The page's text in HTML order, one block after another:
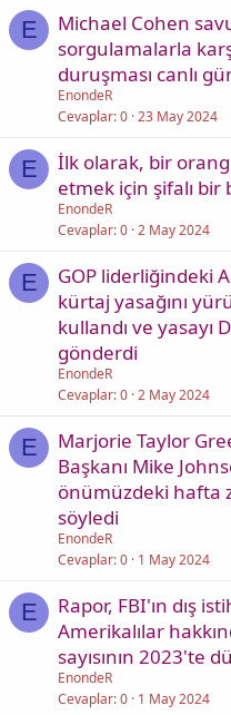
E
Michael Cohen
sorgulamalarla
duruşması canlı
EnondeR
Cevaplar 0 23 May 2024
E
İlk olarak, bir
etmek için şifalı bir
EnondeR
Cevaplar 0 2 May 2024
E
GOP liderliğindeki
kürtaj yasağını
kullandı ve yasayı
gönderdi
EnondeR
Cevaplar 0 2 May 2024
E
Marjorie Taylor
Başkanı Mike
önümüzdeki hafta
söyledi
EnondeR
Cevaplar 0 1 May 2024
E
Rapor, FBI'ın dış
Amerikalılar
sayısının 2023'te
EnondeR
Cevaplar 0 1 May 2024